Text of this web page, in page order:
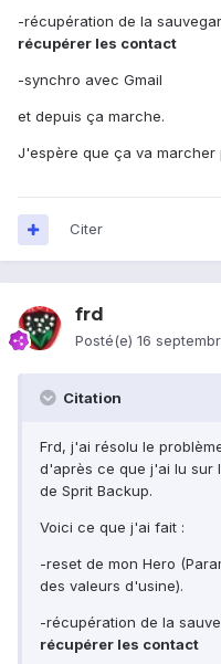
-récupération de la
récupérer les contact
-synchro avec Gmail
et depuis ça marche.
J'espère que ça va marcher
Citer
frd
Posté(e) 16
Citation
Frd, j'ai résolu le
d'après ce que j'ai lu sur
de Sprit Backup.
Voici ce que j'ai fait :
-reset de mon Hero
des valeurs d'usine).
-récupération de la
récupérer les contact